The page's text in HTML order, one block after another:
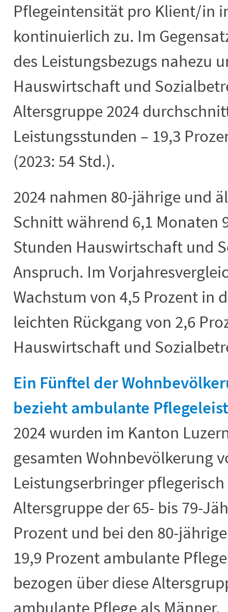
Pflegeintensität pro Klient/in
kontinuierlich zu. Im
des Leistungsbezugs nahezu
Hauswirtschaft und
Altersgruppe 2024
Leistungsstunden – 19,3
(2023: 54 Std.).
2024 nahmen 80-jährige und
Schnitt während 6,1 Monaten
Stunden Hauswirtschaft und
Anspruch. Im
Wachstum von 4,5 Prozent in
leichten Rückgang von 2,6
Hauswirtschaft und
Ein Fünftel der
bezieht ambulante
2024 wurden im Kanton
gesamten Wohnbevölkerung
Leistungserbringer
Altersgruppe der 65- bis 79-
Prozent und bei den 80-
19,9 Prozent ambulante
bezogen über diese
ambulante Pflege als Männer.